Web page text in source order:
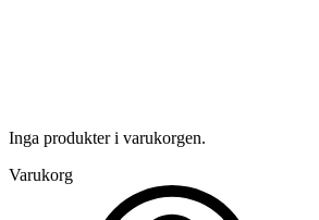
Inga produkter i varukorgen.
Varukorg